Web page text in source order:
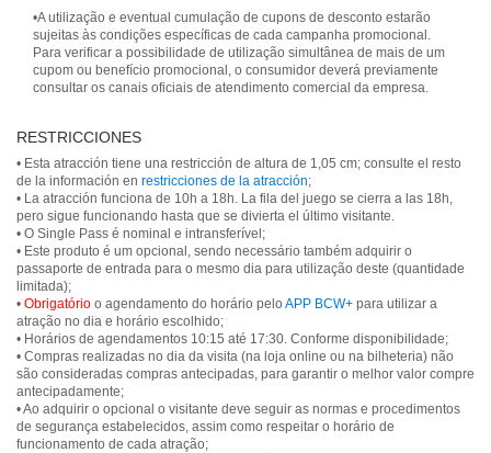
•A utilização e eventual cumulação de cupons de desconto estarão
sujeitas às condições específicas de cada campanha promocional.
Para verificar a possibilidade de utilização simultânea de mais de um
cupom ou benefício promocional, o consumidor deverá previamente
consultar os canais oficiais de atendimento comercial da empresa.
RESTRICCIONES
• Esta atracción tiene una restricción de altura de 1,05 cm; consulte el resto
de la información en restricciones de la atracción;
• La atracción funciona de 10h a 18h. La fila del juego se cierra a las 18h,
pero sigue funcionando hasta que se divierta el último visitante.
• O Single Pass é nominal e intransferível;
• Este produto é um opcional, sendo necessário também adquirir o
passaporte de entrada para o mesmo dia para utilização deste (quantidade
limitada);
• Obrigatório o agendamento do horário pelo APP BCW+ para utilizar a
atração no dia e horário escolhido;
• Horários de agendamentos 10:15 até 17:30. Conforme disponibilidade;
• Compras realizadas no dia da visita (na loja online ou na bilheteria) não
são consideradas compras antecipadas, para garantir o melhor valor compre
antecipadamente;
• Ao adquirir o opcional o visitante deve seguir as normas e procedimentos
de segurança estabelecidos, assim como respeitar o horário de
funcionamento de cada atração;